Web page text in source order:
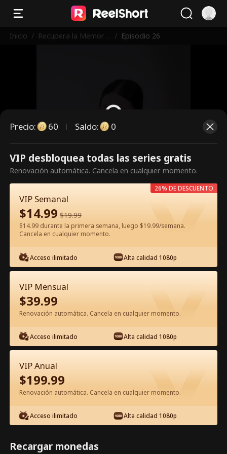
Inicio / Recupera la Memori
/ Episodio 26
Es un episodio de pago.
Desbloquéalo para verlo.
60
Episodio 26 - Recupera la Memoria: La
Esposa Salvaje y Dulce Película
Completa
1-50 51-73 Todos los Episodios
26 27 29
Precio: 60 Saldo: 0
VIP desbloquea todas las series gratis
Renovación automática. Cancela en cualquier momento.
VIP Semanal
$14.99 $19.99
$14.99 durante la primera semana, luego $19.99/semana.
Cancela en cualquier momento.
Acceso ilimitado Alta calidad 1080p
26% DE DESCUENTO
VIP Mensual
$39.99
Renovación automática. Cancela en cualquier momento.
Acceso ilimitado Alta calidad 1080p
VIP Anual
$199.99
Renovación automática. Cancela en cualquier momento.
Acceso ilimitado Alta calidad 1080p
Recargar monedas